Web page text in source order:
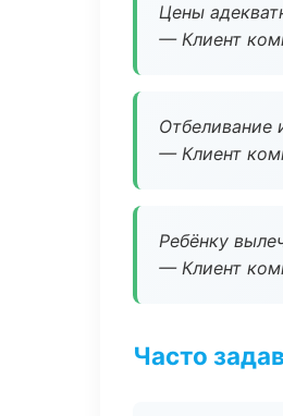
Цены
— Клиент
Отбеливание
— Клиент
Ребёнку
— Клиент
Часто